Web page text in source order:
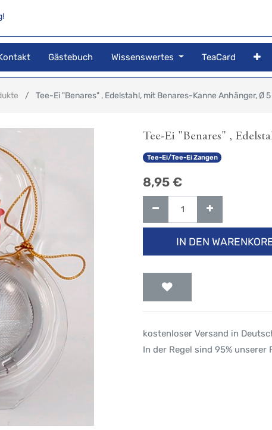
Gästebuch Wissenswertes TeaCard
Tee-Ei "Benares" , Edelstahl, mit Benares-Kanne Anhänger, Ø
Tee-Ei "Benares" ,
Tee-Ei/Tee-Ei Zangen
8,95 €
IN DEN
kostenloser Versand in
In der Regel sind 95%